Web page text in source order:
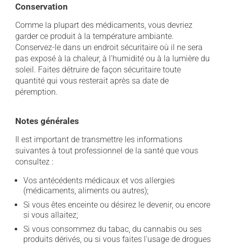
Conservation
Comme la plupart des médicaments, vous devriez
garder ce produit à la température ambiante.
Conservez-le dans un endroit sécuritaire où il ne sera
pas exposé à la chaleur, à l'humidité ou à la lumière du
soleil. Faites détruire de façon sécuritaire toute
quantité qui vous resterait après sa date de
péremption.
Notes générales
Il est important de transmettre les informations
suivantes à tout professionnel de la santé que vous
consultez :
Vos antécédents médicaux et vos allergies
(médicaments, aliments ou autres);
Si vous êtes enceinte ou désirez le devenir, ou encore
si vous allaitez;
Si vous consommez du tabac, du cannabis ou ses
produits dérivés, ou si vous faites l'usage de drogues